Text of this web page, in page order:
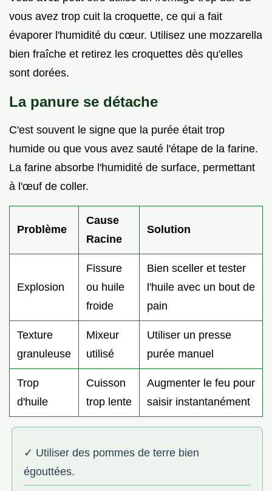
vous avez trop cuit la croquette, ce qui a fait
évaporer l'humidité du cœur. Utilisez une mozzarella
bien fraîche et retirez les croquettes dès qu'elles
sont dorées.
La panure se détache
C'est souvent le signe que la purée était trop
humide ou que vous avez sauté l'étape de la farine.
La farine absorbe l'humidité de surface, permettant
à l'œuf de coller.
Problème
Cause
Racine
Solution
Explosion
Fissure
ou huile
froide
Bien sceller et tester
l'huile avec un bout de
pain
Texture
granuleuse
Mixeur
utilisé
Utiliser un presse
purée manuel
Trop
d'huile
Cuisson
trop lente
Augmenter le feu pour
saisir instantanément
✓ Utiliser des pommes de terre bien
égouttées.